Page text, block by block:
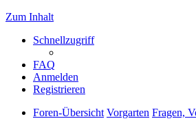
Zum Inhalt
Schnellzugriff
FAQ
Anmelden
Registrieren
Foren-Übersicht Vorgarten Fragen,